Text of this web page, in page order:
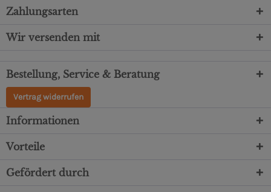
Zahlungsarten
Wir versenden mit
Bestellung, Service & Beratung
Vertrag widerrufen
Informationen
Vorteile
Gefördert durch